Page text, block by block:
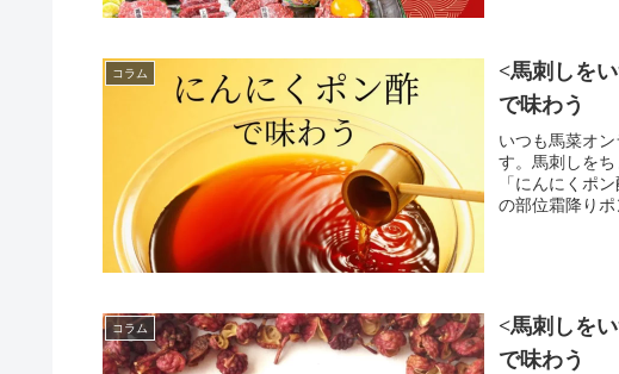
コラム
<馬刺しを
で味わう
いつも馬菜オ
す。馬刺しを
「にんにくポ
の部位霜降り
コラム
<馬刺しを
で味わう